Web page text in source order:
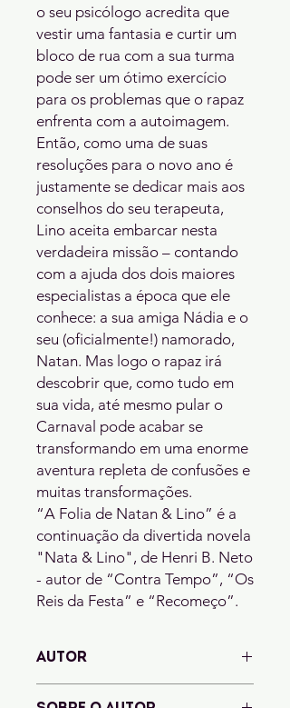
o seu psicólogo acredita que
vestir uma fantasia e curtir um
bloco de rua com a sua turma
pode ser um ótimo exercício
para os problemas que o rapaz
enfrenta com a autoimagem.
Então, como uma de suas
resoluções para o novo ano é
justamente se dedicar mais aos
conselhos do seu terapeuta,
Lino aceita embarcar nesta
verdadeira missão – contando
com a ajuda dos dois maiores
especialistas a época que ele
conhece: a sua amiga Nádia e o
seu (oficialmente!) namorado,
Natan. Mas logo o rapaz irá
descobrir que, como tudo em
sua vida, até mesmo pular o
Carnaval pode acabar se
transformando em uma enorme
aventura repleta de confusões e
muitas transformações.
“A Folia de Natan & Lino” é a
continuação da divertida novela
"Nata & Lino", de Henri B. Neto
- autor de “Contra Tempo”, “Os
Reis da Festa” e “Recomeço”.
AUTOR